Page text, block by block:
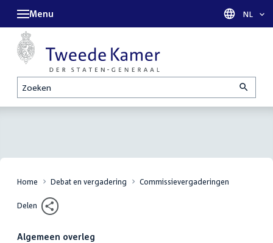
Zoeken
Menu Taal
NL
Home Debat en vergadering Commissievergaderingen
Delen
Algemeen overleg